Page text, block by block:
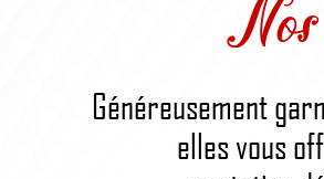
Généreusement
elles vous